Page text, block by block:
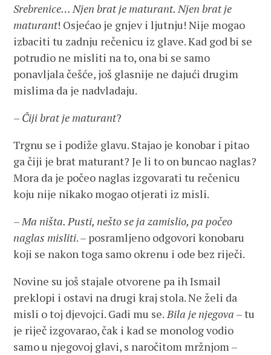
Srebrenice… Njen brat je maturant. Njen brat je
maturant! Osjećao je gnjev i ljutnju! Nije mogao
izbaciti tu zadnju rečenicu iz glave. Kad god bi se
potrudio ne misliti na to, ona bi se samo
ponavljala češće, još glasnije ne dajući drugim
mislima da je nadvladaju.
– Čiji brat je maturant?
Trgnu se i podiže glavu. Stajao je konobar i pitao
ga čiji je brat maturant? Je li to on buncao naglas?
Mora da je počeo naglas izgovarati tu rečenicu
koju nije nikako mogao otjerati iz misli.
–Ma ništa. Pusti, nešto se ja zamislio, pa počeo
naglas misliti. – posramljeno odgovori konobaru
koji se nakon toga samo okrenu i ode bez riječi.
Novine su još stajale otvorene pa ih Ismail
preklopi i ostavi na drugi kraj stola. Ne želi da
misli o toj djevojci. Gadi mu se.Bila je njegova – tu
je riječ izgovarao, čak i kad se monolog vodio
samo u njegovoj glavi, s naročitom mržnjom –